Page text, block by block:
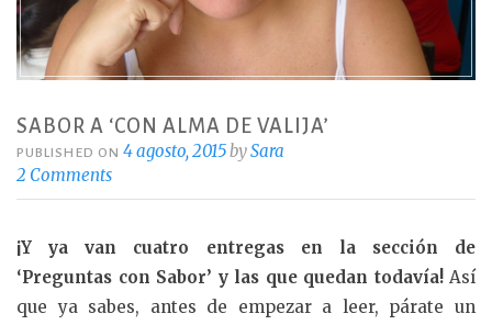
SABOR A ‘CON ALMA DE VALIJA’
PUBLISHED ON4 agosto, 2015bySara
2 Comments
¡Y ya van cuatro entregas en la sección de
‘Preguntas con Sabor’ y las que quedan todavía!Así
que ya sabes, antes de empezar a leer, párate un